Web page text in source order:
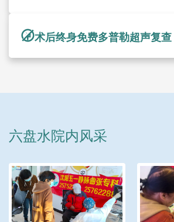
术后终身免费多普勒超声复查
六盘水院内风采